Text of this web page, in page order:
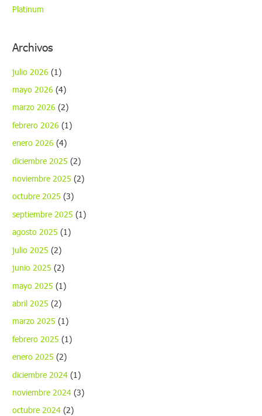
e
Platinum
Archivos
julio 2026 (1)
mayo 2026 (4)
marzo 2026 (2)
febrero 2026 (1)
enero 2026 (4)
diciembre 2025 (2)
noviembre 2025 (2)
octubre 2025 (3)
septiembre 2025 (1)
agosto 2025 (1)
julio 2025 (2)
junio 2025 (2)
mayo 2025 (1)
abril 2025 (2)
marzo 2025 (1)
febrero 2025 (1)
enero 2025 (2)
diciembre 2024 (1)
noviembre 2024 (3)
octubre 2024 (2)